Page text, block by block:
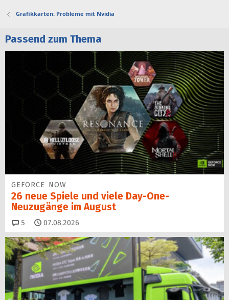
Grafikkarten: Probleme mit Nvidia
Passend zum Thema
GEFORCE NOW
26 neue Spiele und viele Day-One-
Neuzugänge im August
5 Kommentare
07.08.2026